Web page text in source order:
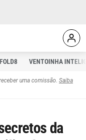
VENTOINHA
uma comissão. Saiba
da